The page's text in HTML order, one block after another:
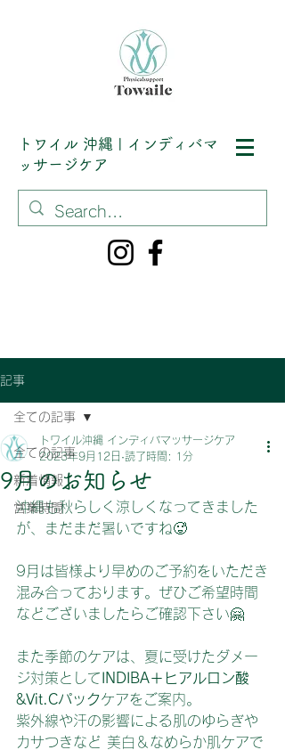
トワイル 沖縄 | インディバマ
ッサージケア
記事
全ての記事
新着情報
営業時間
全ての記事
9月のお知らせ
トワイル沖縄 インディバマッサージケア
2023年9月12日 読了時間: 1分
沖縄も秋らしく涼しくなってきました
が、まだまだ暑いですね🥵
9月は皆様より早めのご予約をいただき
混み合っております。ぜひご希望時間
などございましたらご確認下さい🤗
また季節のケアは、夏に受けたダメー
ジ対策として INDIBA＋ヒアルロン酸
&Vit.Cパックケアをご案内。
紫外線や汗の影響による肌のゆらぎや
カサつきなど 美白＆なめらか肌ケアで